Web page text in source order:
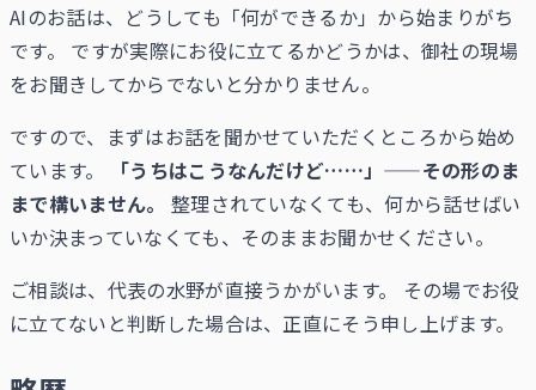
AIのお話は、どうしても「何ができるか」から始まりがち
です。 ですが実際にお役に立てるかどうかは、御社の現場
をお聞きしてからでないと分かりません。
ですので、まずはお話を聞かせていただくところから始め
ています。
「うちはこうなんだけど……」——その形のま
まで構いません。
整理されていなくても、何から話せばい
いか決まっていなくても、そのままお聞かせください。
ご相談は、代表の水野が直接うかがいます。 その場でお役
に立てないと判断した場合は、正直にそう申し上げます。